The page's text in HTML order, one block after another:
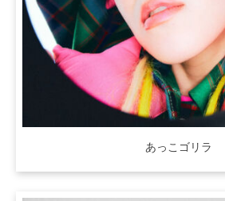
あっこゴリラ